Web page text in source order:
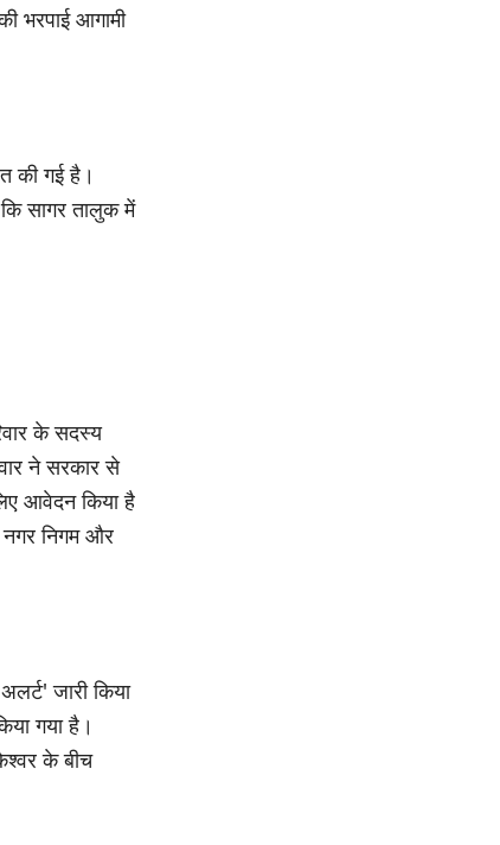
भरपाई आगामी
की गई है।
सागर तालुक में
के सदस्य
ने सरकार से
आवेदन किया है
नगर निगम और
जारी किया
गया है।
के बीच